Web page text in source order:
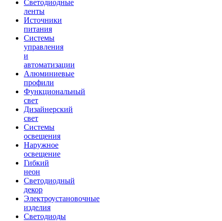
Светодиодные
ленты
Источники
питания
Системы
управления
и
автоматизации
Алюминиевые
профили
Функциональный
свет
Дизайнерский
свет
Системы
освещения
Наружное
освещение
Гибкий
неон
Светодиодный
декор
Электроустановочные
изделия
Светодиоды